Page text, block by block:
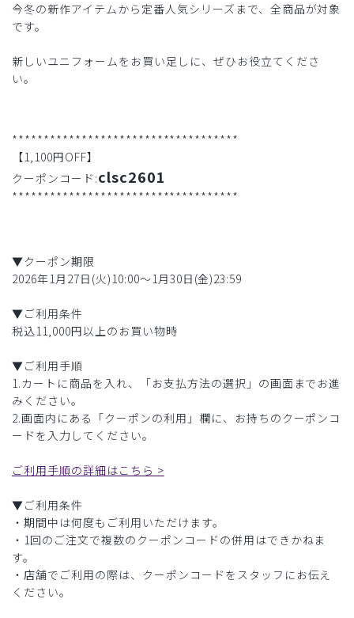
今冬の新作アイテムから定番人気シリーズまで、全商品が対象
です。
新しいユニフォームをお買い足しに、ぜひお役立てくださ
い。
************************************
【1,100円OFF】
クーポンコード:clsc2601
************************************
▼クーポン期限
2026年1月27日(火)10:00〜1月30日(金)23:59
▼ご利用条件
税込11,000円以上のお買い物時
▼ご利用手順
1.カートに商品を入れ、「お支払方法の選択」の画面までお進
みください。
2.画面内にある「クーポンの利用」欄に、お持ちのクーポンコ
ードを入力してください。
ご利用手順の詳細はこちら >
▼ご利用条件
・期間中は何度もご利用いただけます。
・1回のご注文で複数のクーポンコードの併用はできかねま
す。
・店舗でご利用の際は、クーポンコードをスタッフにお伝え
ください。